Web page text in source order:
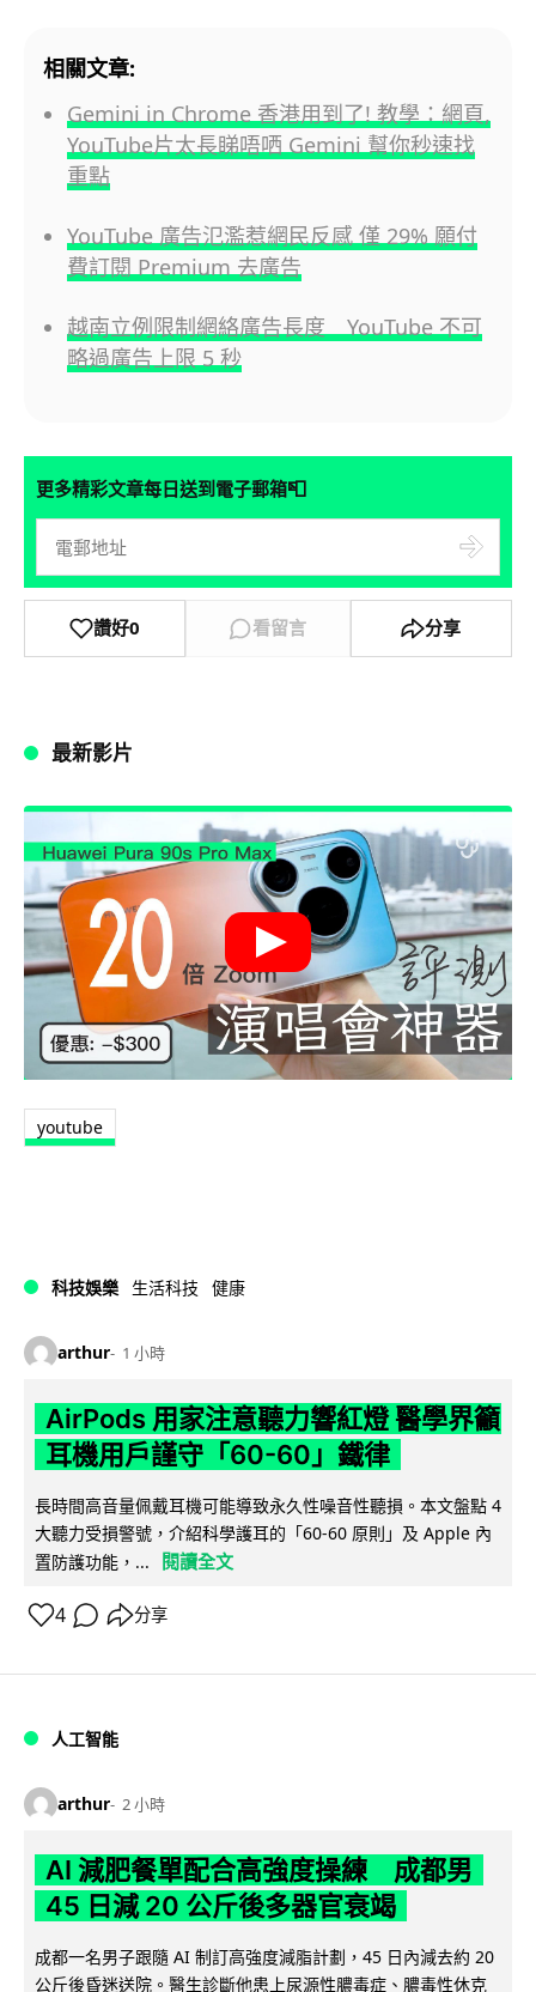
相關文章:
Gemini in Chrome 香港用到了! 教學：網頁,
YouTube片太長睇唔哂 Gemini 幫你秒速找
重點
YouTube 廣告氾濫惹網民反感 僅 29% 願付
費訂閱 Premium 去廣告
越南立例限制網絡廣告長度 YouTube 不可
略過廣告上限 5 秒
更多精彩文章每日送到電子郵箱📮
讚好0 看留言 分享
最新影片
youtube
科技娛樂 生活科技 健康
arthur 1 小時
AirPods 用家注意聽力響紅燈 醫學界籲
耳機用戶謹守「60-60」鐵律
長時間高音量佩戴耳機可能導致永久性噪音性聽損。本文盤點 4
大聽力受損警號，介紹科學護耳的「60-60 原則」及 Apple 內
置防護功能，...
閱讀全文
4 分享
人工智能
arthur 2 小時
AI 減肥餐單配合高強度操練 成都男
45 日減 20 公斤後多器官衰竭
成都一名男子跟隨 AI 制訂高強度減脂計劃，45 日內減去約 20
公斤後昏迷送院。醫生診斷他患上尿源性膿毒症、膿毒性休克